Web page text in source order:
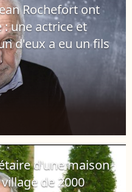
Rochefort ont
une actrice et
d'eux a eu un fils
d'une maison
de 2000